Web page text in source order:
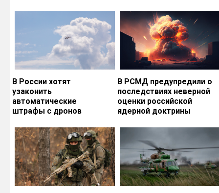
В России хотят
узаконить
автоматические
штрафы с дронов
В РСМД предупредили о
последствиях неверной
оценки российской
ядерной доктрины